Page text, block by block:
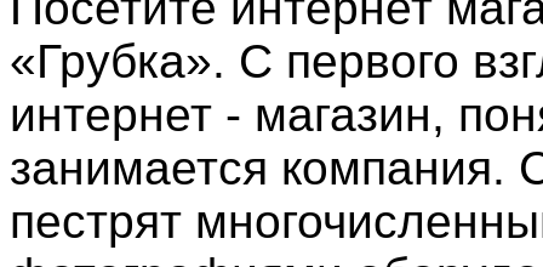
«Грубка». С первого
интернет - магазин,
занимается компания.
пестрят